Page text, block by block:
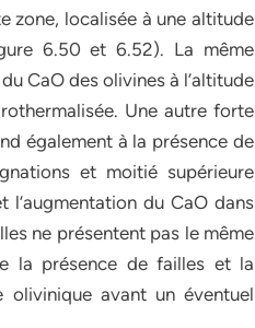
zone, localisée à une altitude
6.50 et 6.52). La même
CaO des olivines à l’altitude
Une autre forte
également à la présence de
et moitié supérieure
du CaO dans
ne présentent pas le même
la présence de failles et la
olivinique avant un éventuel